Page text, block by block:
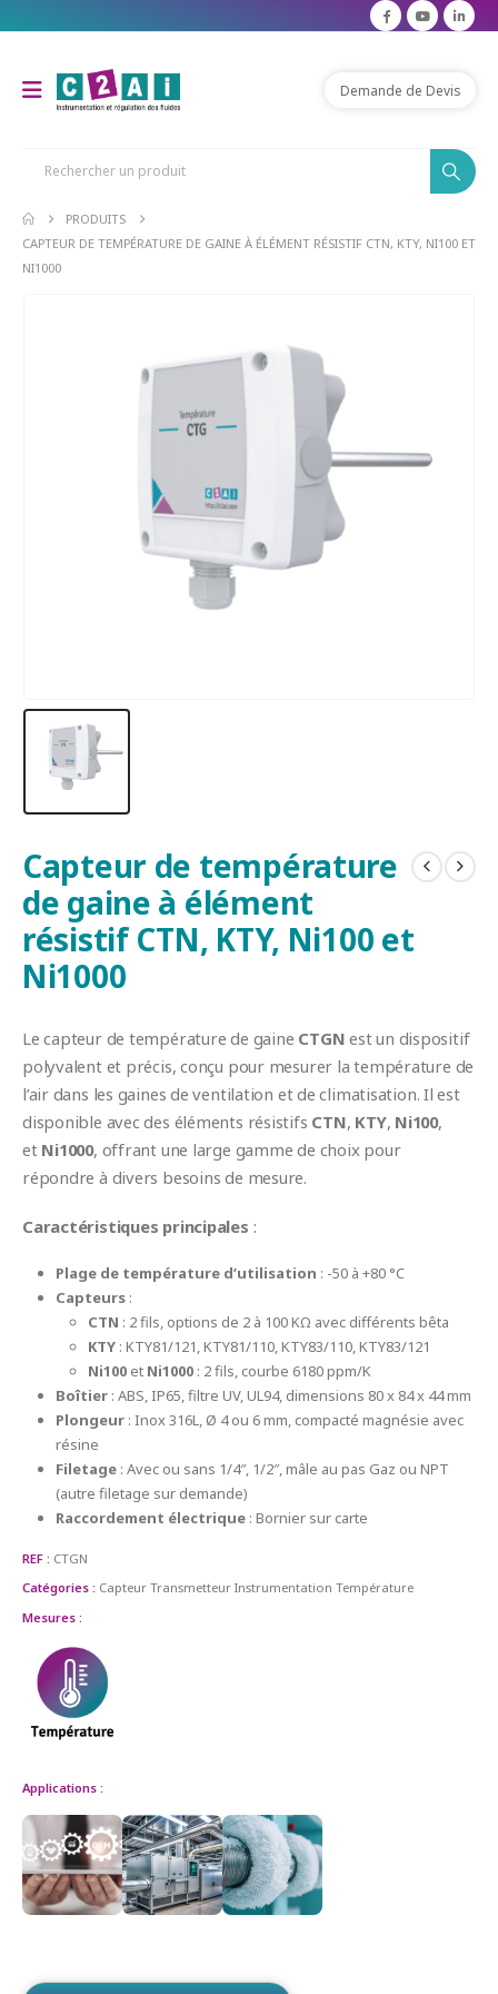
Demande de Devis
PRODUITS
CAPTEUR DE TEMPÉRATURE DE GAINE À ÉLÉMENT RÉSISTIF CTN, KTY, NI100 ET
NI1000
Capteur de température
de gaine à élément
résistif CTN, KTY, Ni100 et
Ni1000
Le capteur de température de gaine CTGN est un dispositif
polyvalent et précis, conçu pour mesurer la température de
l’air dans les gaines de ventilation et de climatisation. Il est
disponible avec des éléments résistifs CTN, KTY, Ni100,
et Ni1000, offrant une large gamme de choix pour
répondre à divers besoins de mesure.
Caractéristiques principales :
Plage de température d’utilisation : -50 à +80 °C
Capteurs:
CTN : 2 fils, options de 2 à 100 KΩ avec différents bêta
KTY : KTY81/121, KTY81/110, KTY83/110, KTY83/121
Ni100 et Ni1000 : 2 fils, courbe 6180 ppm/K
Boîtier: ABS, IP65, filtre UV, UL94, dimensions 80 x 84 x 44 mm
Plongeur: Inox 316L, Ø 4 ou 6 mm, compacté magnésie avec
résine
Filetage: Avec ou sans 1/4″, 1/2″, mâle au pas Gaz ou NPT
(autre filetage sur demande)
Raccordement électrique: Bornier sur carte
REF : CTGN
Catégories : Capteur Transmetteur Instrumentation Température
Mesures :
Applications :